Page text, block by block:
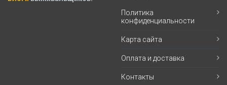
Политика
конфиденциальности
Карта сайта
Оплата и доставка
Контакты